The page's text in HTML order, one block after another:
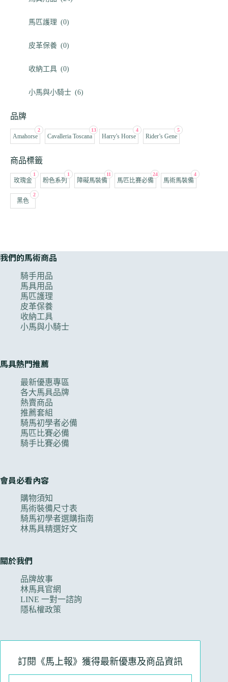
馬匹護理 (0)
皮革保養 (0)
收納工具 (0)
小馬與小騎士 (6)
品牌
2
Amahorse
13
Cavalleria Toscana
4
Harry's Horse
5
Rider’s Gene
商品標籤
1
玫瑰金
1
粉色系列
11
障礙馬裝備
24
馬匹比賽必備
4
馬術馬裝備
2
黑色
我們的馬術商品
騎手用品
馬具用品
馬匹護理
皮革保養
收納工具
小馬與小騎士
馬具熱門推薦
最新優惠專區
各大馬具品牌
熱賣商品
推薦套組
騎馬初學者必備
馬匹比賽必備
騎手比賽必備
會員必看內容
購物須知
馬術裝備尺寸表
騎馬初學者選購指南
林馬具精選好文
關於我們
品牌故事
林馬具官網
LINE 一對一諮詢
隱私權政策
訂閱《馬上報》獲得最新優惠及商品資訊